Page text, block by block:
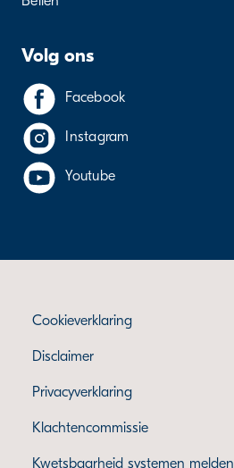
Volg ons
Facebook
Instagram
Youtube
Cookieverklaring
Disclaimer
Privacyverklaring
Klachtencommissie
Kwetsbaarheid systemen melden